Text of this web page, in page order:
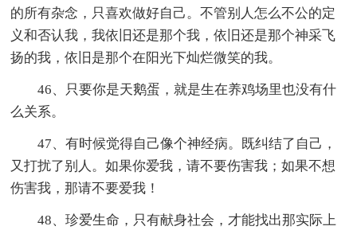
的所有杂念，只喜欢做好自己。不管别人怎么不公的定
义和否认我，我依旧还是那个我，依旧还是那个神采飞
扬的我，依旧是那个在阳光下灿烂微笑的我。
46、只要你是天鹅蛋，就是生在养鸡场里也没有什
么关系。
47、有时候觉得自己像个神经病。既纠结了自己，
又打扰了别人。如果你爱我，请不要伤害我；如果不想
伤害我，那请不要爱我！
48、珍爱生命，只有献身社会，才能找出那实际上